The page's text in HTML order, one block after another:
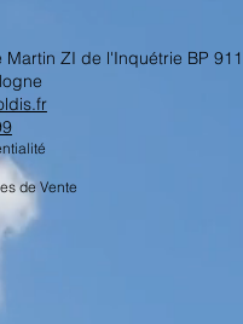
ZI de l'Inquétrie BP 911
de Vente